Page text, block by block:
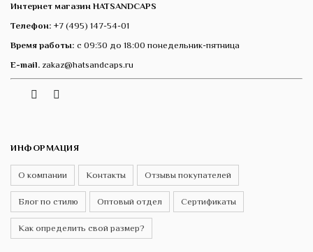
Интернет магазин HATSANDCAPS
Телефон: +7 (495) 147-54-01
Время работы: с 09:30 до 18:00 понедельник-пятница
E-mail. zakaz@hatsandcaps.ru
Telegram
ИНФОРМАЦИЯ
О компании Контакты Отзывы покупателей
Блог по стилю Оптовый отдел Сертификаты
Как определить свой размер?